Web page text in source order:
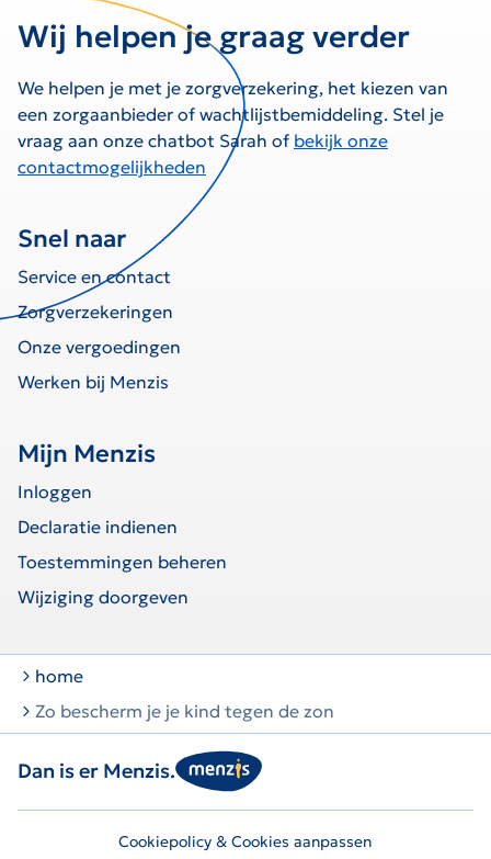
Wij helpen je graag verder
We helpen je met je zorgverzekering, het kiezen van
een zorgaanbieder of wachtlijstbemiddeling. Stel je
vraag aan onze chatbot Sarah of bekijk onze
contactmogelijkheden
Snel naar
Service en contact
Zorgverzekeringen
Onze vergoedingen
Werken bij Menzis
Mijn Menzis
Inloggen
Declaratie indienen
Toestemmingen beheren
Wijziging doorgeven
home
Zo bescherm je je kind tegen de zon
Dan is er Menzis.
Cookiepolicy & Cookies aanpassen